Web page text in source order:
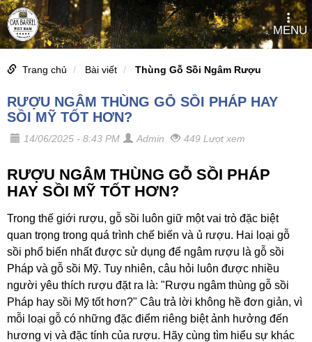
MENU
Trang chủ Bài viết Thùng Gỗ Sồi Ngâm Rượu
RƯỢU NGÂM THÙNG GỖ SỒI PHÁP HAY
SỒI MỸ TỐT HƠN?
14/06/2025 - 8:43 PM Admin 449 Lượt xem
RƯỢU NGÂM THÙNG GỖ SỒI PHÁP
HAY SỒI MỸ TỐT HƠN?
Trong thế giới rượu, gỗ sồi luôn giữ một vai trò đặc biệt
quan trọng trong quá trình chế biến và ủ rượu. Hai loại gỗ
sồi phổ biến nhất được sử dụng để ngâm rượu là gỗ sồi
Pháp và gỗ sồi Mỹ. Tuy nhiên, câu hỏi luôn được nhiều
người yêu thích rượu đặt ra là: "Rượu ngâm thùng gỗ sồi
Pháp hay sồi Mỹ tốt hơn?" Câu trả lời không hề đơn giản, vì
mỗi loại gỗ có những đặc điểm riêng biệt ảnh hưởng đến
hương vị và đặc tính của rượu. Hãy cùng tìm hiểu sự khác